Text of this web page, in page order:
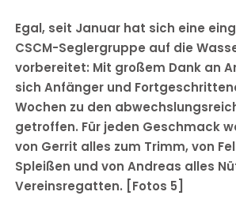
Egal, seit Januar hat sich eine
CSCM-Seglergruppe auf die
vorbereitet: Mit großem Dank an
sich Anfänger und
Wochen zu den
getroffen. Für jeden Geschmack
von Gerrit alles zum Trimm, von
Spleißen und von Andreas alles
Vereinsregatten. [Fotos 5]